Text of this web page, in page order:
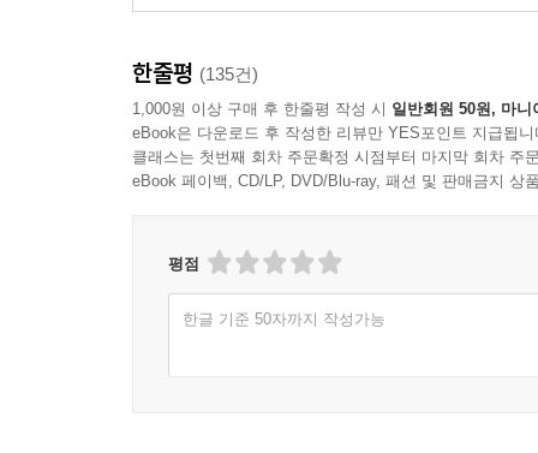
한줄평 (135건)
1,000원 이상 구매 후 한줄평 작성 시 일반회원 50원, 마니
eBook은 다운로드 후 작성한 리뷰만 YES포인트 지급됩니
클래스는 첫번째 회차 주문확정 시점부터 마지막 회차 주
eBook 페이백, CD/LP, DVD/Blu-ray, 패션 및 판매금지 상
평점
한글 기준 50자까지 작성가능